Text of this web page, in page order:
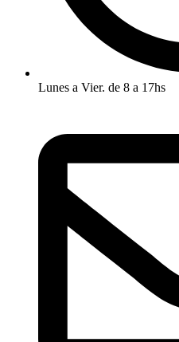
Lunes a Vier. de 8 a 17hs